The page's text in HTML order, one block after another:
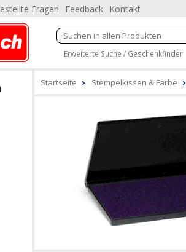
Fragen Feedback Kontakt
Erweiterte Suche / Geschenkfinder
Startseite Stempelkissen & Farbe